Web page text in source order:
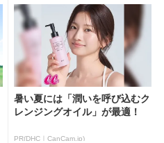
暑い夏には「潤いを呼び込むク
レンジングオイル」が最適！
PR(DHC｜CanCam.jp)